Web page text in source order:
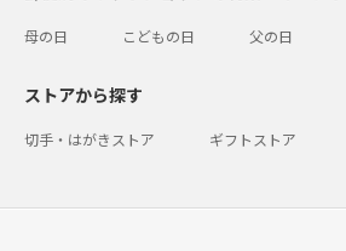
母の日 こどもの日 父の日
ストアから探す
切手・はがきストア ギフトストア